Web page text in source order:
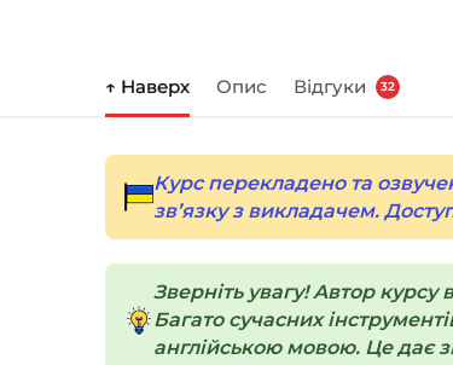
↑ Наверх Опис Відгуки 32
Курс перекладено та
зв’язку з викладачем.
Зверніть увагу! Автор
Багато сучасних
англійською мовою. Це дає